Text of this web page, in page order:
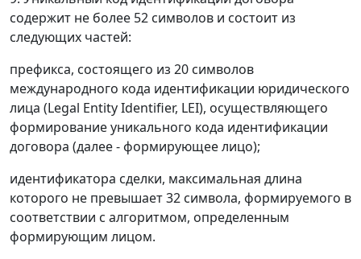
содержит не более 52 символов и состоит из
следующих частей:
префикса, состоящего из 20 символов
международного кода идентификации юридического
лица (Legal Entity Identifier, LEI), осуществляющего
формирование уникального кода идентификации
договора (далее - формирующее лицо);
идентификатора сделки, максимальная длина
которого не превышает 32 символа, формируемого в
соответствии с алгоритмом, определенным
формирующим лицом.